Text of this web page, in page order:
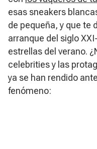
esas sneakers
de pequeña, y que te
arranque del siglo
estrellas del verano.
celebrities y las
ya se han rendido
fenómeno: